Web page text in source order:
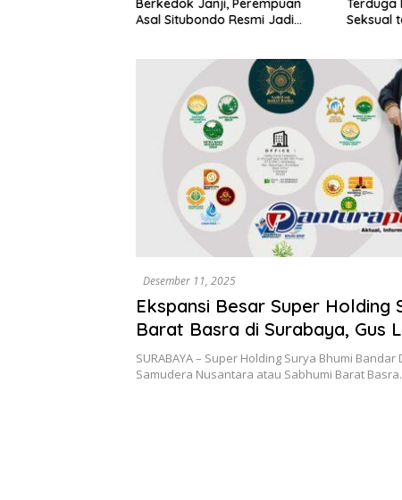
Berkedok Janji, Perempuan
Asal Situbondo Resmi Jadi
Seksual
Desember 11, 2025
Ekspansi Besar Super Holding
Barat Basra di Surabaya, Gus
Resmikan Tiga Kantor di
Strategis
SURABAYA – Super Holding Surya Bhumi
Samudera Nusantara atau Sabhumi Barat